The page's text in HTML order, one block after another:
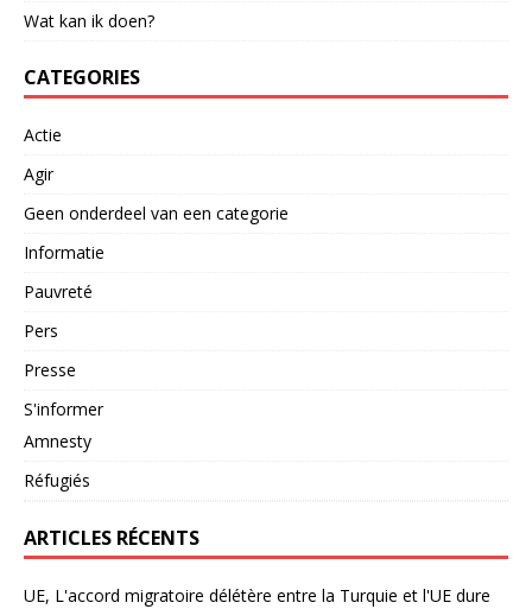
Wat kan ik doen?
CATEGORIES
Actie
Agir
Geen onderdeel van een categorie
Informatie
Pauvreté
Pers
Presse
S'informer
Amnesty
Réfugiés
ARTICLES RÉCENTS
UE, L'accord migratoire délétère entre la Turquie et l'UE dure